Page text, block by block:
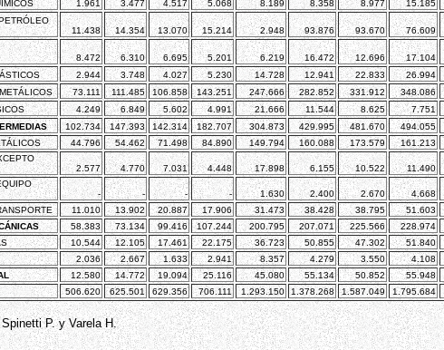
1.961 3.477 4.517 5.068 8.189 8.358 8.977 15.185
11.438 14.354 13.070 15.214 2.948 93.876 93.670 76.609
8.472 6.310 6.695 5.201 6.219 16.472 12.696 17.104
2.944 3.748 4.027 5.230 14.728 12.941 22.833 26.994
73.111 111.485 106.858 143.251 247.666 282.852 331.912 348.086
4.249 6.849 5.602 4.991 21.666 11.544 8.625 7.751
102.734 147.393 142.314 182.707 304.873 429.995 481.670 494.055
44.796 54.462 71.498 84.890 149.794 160.088 173.579 161.213
2.577 4.770 7.031 4.448 17.898 6.155 10.522 11.490
- - - - 1.630 2.400 2.670 4.668
11.010 13.902 20.887 17.906 31.473 38.428 38.795 51.603
58.383 73.134 99.416 107.244 200.795 207.071 225.566 228.974
10.544 12.105 17.461 22.175 36.723 50.855 47.302 51.840
2.036 2.667 1.633 2.941 8.357 4.279 3.550 4.108
12.580 14.772 19.094 25.116 45.080 55.134 50.852 55.948
506.620 625.501 629.356 706.111 1.293.150 1.378.268 1.587.049 1.795.684
P. y Varela H.